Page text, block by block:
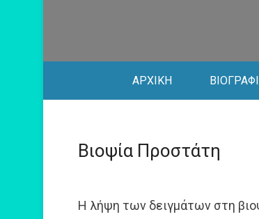
ΑΡΧΙΚΗ
Βιοψία Προστάτη
Η λήψη των δειγμάτων στη